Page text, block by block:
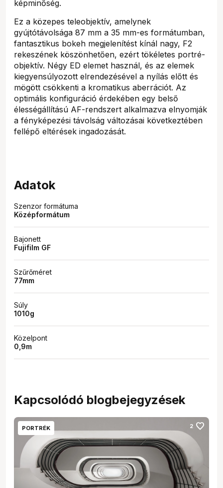
képminőség.
Ez a közepes teleobjektív, amelynek
gyújtótávolsága 87 mm a 35 mm-es formátumban,
fantasztikus bokeh megjelenítést kínál nagy, F2
rekeszének köszönhetően, ezért tökéletes portré-
objektív. Négy ED elemet használ, és az elemek
kiegyensúlyozott elrendezésével a nyílás előtt és
mögött csökkenti a kromatikus aberrációt. Az
optimális konfiguráció érdekében egy belső
élességállítású AF-rendszert alkalmazva elnyomják
a fényképezési távolság változásai következtében
fellépő eltérések ingadozását.
Adatok
Szenzor formátuma
Középformátum
Bajonett
Fujifilm GF
Szűrőméret
77mm
Súly
1010g
Közelpont
0,9m
Kapcsolódó blogbejegyzések
PORTRÉK 2 favorite